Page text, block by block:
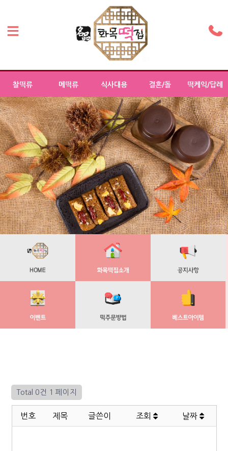
찰떡류 메떡류 식사대용 결혼/돌 떡케익/답례
Total 0건 1 페이지
번호 제목 글쓴이 조회 날짜